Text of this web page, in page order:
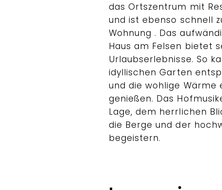
das Ortszentrum mit
und ist ebenso schnell
Wohnung . Das
Haus am Felsen bietet
Urlaubserlebnisse. So
idyllischen Garten
und die wohlige Wärme
genießen. Das
Lage, dem herrlichen
die Berge und der
begeistern.